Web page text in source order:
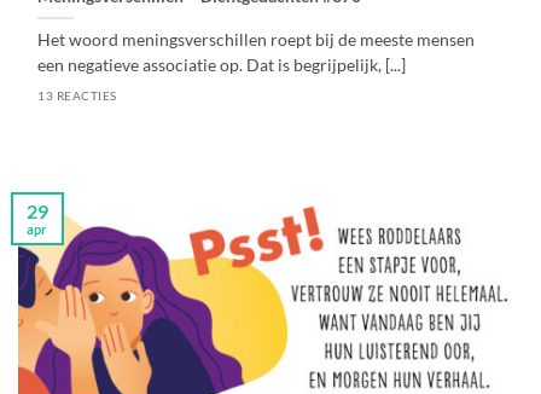
Het woord meningsverschillen roept bij de meeste mensen
een negatieve associatie op. Dat is begrijpelijk, [...]
13 REACTIES
29
apr